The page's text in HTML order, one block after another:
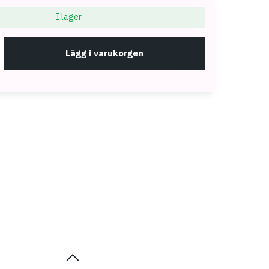
I lager
Lägg i varukorgen